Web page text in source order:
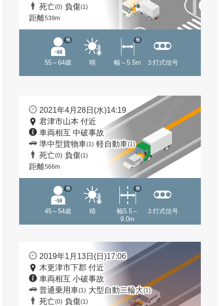
死亡(0) 負傷(1)
距離539m
55～64歳
他
晴 幅～5.5m
他
３灯式信号
2021年4月28日(水)14:19
君津市山本 付近
車両相互 中破事故
準中型貨物車(1) 軽自動車(1)
死亡(0) 負傷(1)
距離566m
45～54歳
他
晴
幅5.5～
9.0m
他
３灯式信号
2019年1月13日(日)17:06
木更津市下郡 付近
車両相互 小破事故
普通乗用車(1) 大型自動二輪大(1)
死亡(0) 負傷(1)